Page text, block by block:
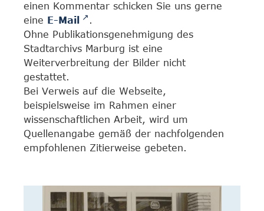
einen Kommentar schicken Sie uns gerne
eine E-Mail
.
Ohne Publikationsgenehmigung des
Stadtarchivs Marburg ist eine
Weiterverbreitung der Bilder nicht
gestattet.
Bei Verweis auf die Webseite,
beispielsweise im Rahmen einer
wissenschaftlichen Arbeit, wird um
Quellenangabe gemäß der nachfolgenden
empfohlenen Zitierweise gebeten.